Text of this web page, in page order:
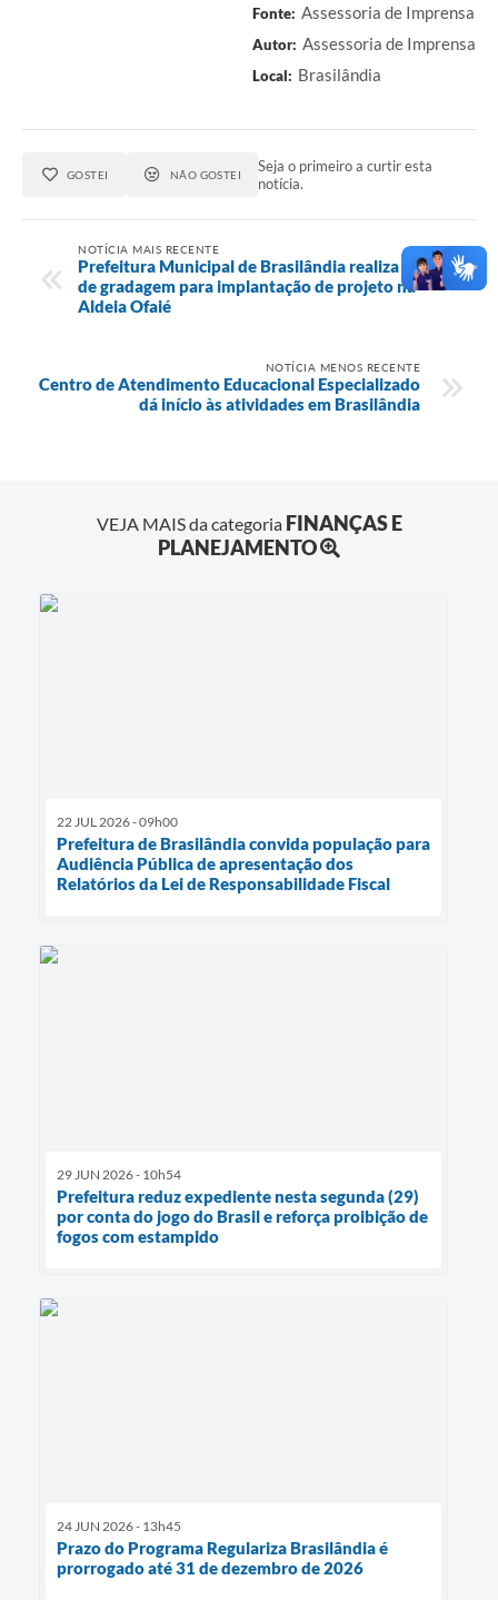
Fonte: Assessoria de Imprensa
Autor: Assessoria de Imprensa
Local: Brasilândia
GOSTEI NÃO GOSTEI
Seja o primeiro a curtir esta
notícia.
NOTÍCIA MAIS RECENTE
Prefeitura Municipal de Brasilândia realiza serviço
de gradagem para implantação de projeto na
Aldeia Ofaié
NOTÍCIA MENOS RECENTE
Centro de Atendimento Educacional Especializado
dá início às atividades em Brasilândia
VEJA MAIS da categoria FINANÇAS E
PLANEJAMENTO
22 JUL 2026 - 09h00
Prefeitura de Brasilândia convida população para
Audiência Pública de apresentação dos
Relatórios da Lei de Responsabilidade Fiscal
29 JUN 2026 - 10h54
Prefeitura reduz expediente nesta segunda (29)
por conta do jogo do Brasil e reforça proibição de
fogos com estampido
24 JUN 2026 - 13h45
Prazo do Programa Regulariza Brasilândia é
prorrogado até 31 de dezembro de 2026